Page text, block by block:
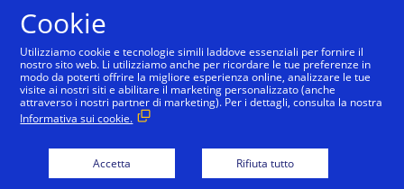
Per i consumatori Per i commercianti
Cookie
Utilizziamo cookie e tecnologie simili laddove essenziali per fornire il
nostro sito web. Li utilizziamo anche per ricordare le tue preferenze in
modo da poterti offrire la migliore esperienza online, analizzare le tue
visite ai nostri siti e abilitare il marketing personalizzato (anche
attraverso i nostri partner di marketing). Per i dettagli, consulta la nostra
Informativa sui cookie.
Accetta Rifiuta tutto